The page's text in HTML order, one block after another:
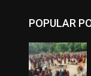
POPULAR